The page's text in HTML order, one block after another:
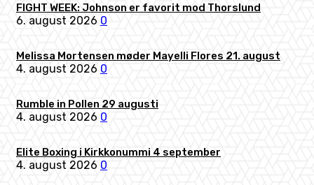
FIGHT WEEK: Johnson er favorit mod Thorslund
6. august 2026 0
Melissa Mortensen møder Mayelli Flores 21. august
4. august 2026 0
Rumble in Pollen 29 augusti
4. august 2026 0
Elite Boxing i Kirkkonummi 4 september
4. august 2026 0